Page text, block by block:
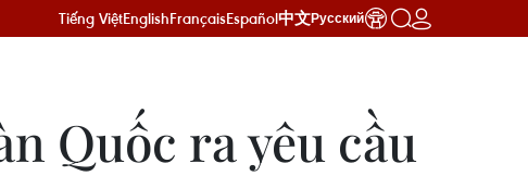
Tiếng ViệtEnglishFrançaisEspañol中文Русский
Quốc ra yêu cầu